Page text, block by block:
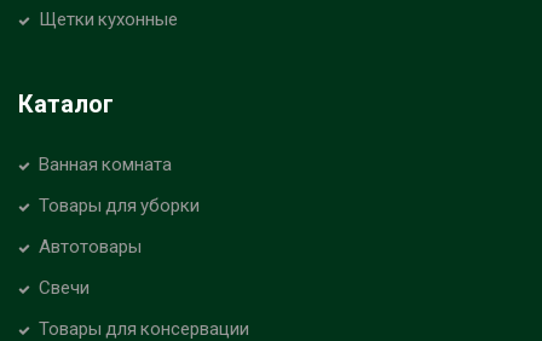
Щетки кухонные
Каталог
Ванная комната
Товары для уборки
Автотовары
Свечи
Товары для консервации